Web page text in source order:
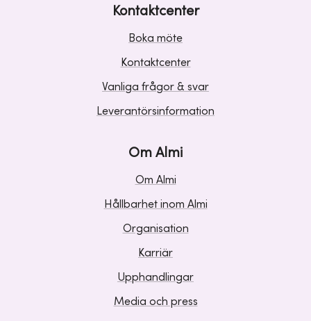
Kontaktcenter
Boka möte
Kontaktcenter
Vanliga frågor & svar
Leverantörsinformation
Om Almi
Om Almi
Hållbarhet inom Almi
Organisation
Karriär
Upphandlingar
Media och press